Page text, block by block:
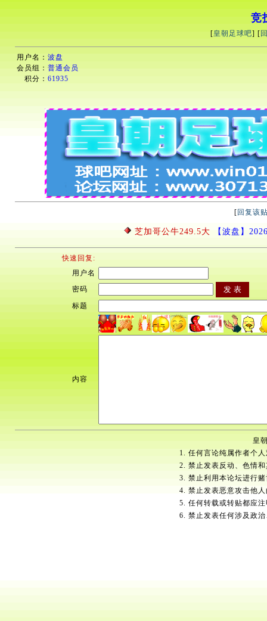
竞
[皇朝足球吧] [
用户名： 波盘
会员组： 普通会员
积分： 61935
[ 回复该
芝加哥公牛249.5大 【波盘】
快速回复:
用户名
密码
标题
内容
皇
1. 任何言论纯属作者个
2. 禁止发表反动、色情
3. 禁止利用本论坛进行
4. 禁止发表恶意攻击他
5. 任何转载或转贴都应
6. 禁止发表任何涉及政